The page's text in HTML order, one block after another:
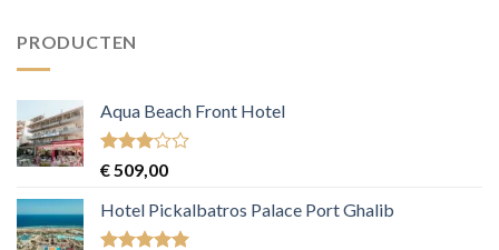
PRODUCTEN
Aqua Beach Front Hotel
Gewaardeerd
uit 5
€ 509,00
Hotel Pickalbatros Palace Port Ghalib